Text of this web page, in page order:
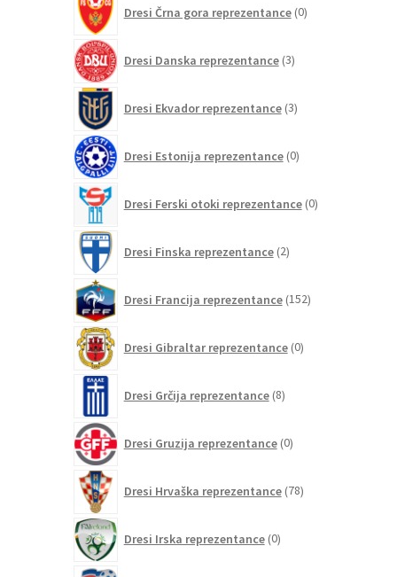
Dresi Črna gora reprezentance 0izdelkov
Dresi Danska reprezentance 3izdelki
Dresi Ekvador reprezentance 3izdelki
Dresi Estonija reprezentance 0izdelkov
Dresi Ferski otoki reprezentance 0izdelkov
Dresi Finska reprezentance 2izdelka
Dresi Francija reprezentance 152izdelkov
Dresi Gibraltar reprezentance 0izdelkov
Dresi Grčija reprezentance 8izdelkov
Dresi Gruzija reprezentance 0izdelkov
Dresi Hrvaška reprezentance 78izdelkov
Dresi Irska reprezentance 0izdelkov